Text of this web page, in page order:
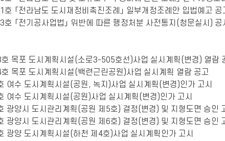
「전라남도 도시재정비촉진조례」 일부개정조례안 입법예고 공
「전기공사업법」 위반에 따른 행정처분 사전통지(청문실시) 공
목포 도시계획시설(소로3-505호선)사업 실시계획(변경) 열람
목포 도시계획시설(백련근린공원)사업 실시계획 열람 공고
여수 도시계획시설(공원, 녹지)사업 실시계획(변경)인가 고시
여수 도시계획시설(공원)사업 실시계획(변경)인가 고시
광양시 도시관리계획(공원 제5호) 결정(변경) 및 지형도면 승인
광양시 도시관리계획(공원 제6호) 결정(변경) 및 지형도면 승인
광양 도시계획시설(하천 제4호)사업 실시계획인가 고시